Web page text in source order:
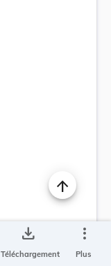
save_alt
Téléchargement
more_vert
Plus